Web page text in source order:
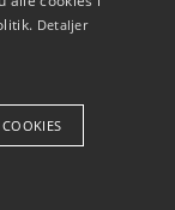
Din
Detaljer